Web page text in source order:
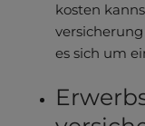
kosten
es sich um